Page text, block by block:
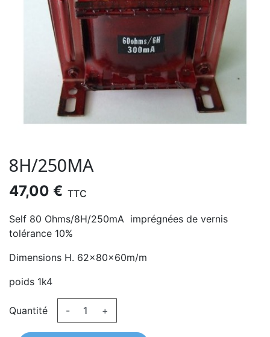
8H/250MA
47,00 € TTC
Self 80 Ohms/8H/250mA imprégnées de vernis
tolérance 10%
Dimensions H. 62x80x60m/m
poids 1k4
Quantité - +